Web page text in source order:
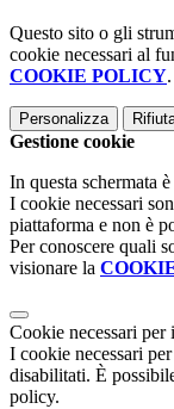
Questo sito o gli
cookie necessari al
COOKIE POLICY.
Personalizza
Gestione cookie
In questa schermata
I cookie necessari
piattaforma e non è
Per conoscere quali
visionare la
Cookie necessari
I cookie necessari
disabilitati. È
policy.